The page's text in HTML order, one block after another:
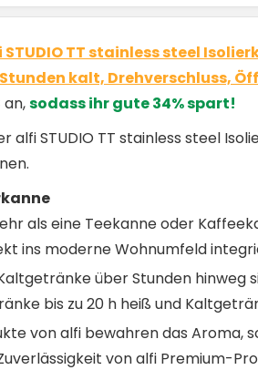
TT stainless steel
kalt, Drehverschluss,
sodass ihr gute 34% spart!
alfi STUDIO TT stainless steel
Mehr als eine Teekanne oder
ins moderne Wohnumfeld
Kaltgetränke über Stunden
bis zu 20 h heiß und
von alfi bewahren das
von alfi Premium-